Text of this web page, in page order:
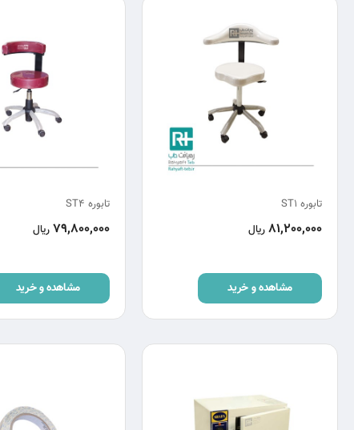
تابوره ST1
81,200,000 ریال
مشاهده و خرید
تابوره ST4
79,800,000 ریال
مشاهده و خرید